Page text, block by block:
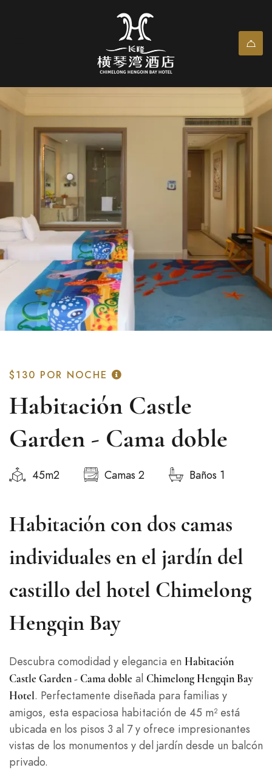
$130 POR NOCHE
Habitación Castle
Garden - Cama doble
45m2 Camas 2 Baños 1
Habitación con dos camas
individuales en el jardín del
castillo del hotel Chimelong
Hengqin Bay
Descubra comodidad y elegancia en Habitación
Castle Garden - Cama doble al Chimelong Hengqin Bay
Hotel. Perfectamente diseñada para familias y
amigos, esta espaciosa habitación de 45 m² está
ubicada en los pisos 3 al 7 y ofrece impresionantes
vistas de los monumentos y del jardín desde un balcón
privado.